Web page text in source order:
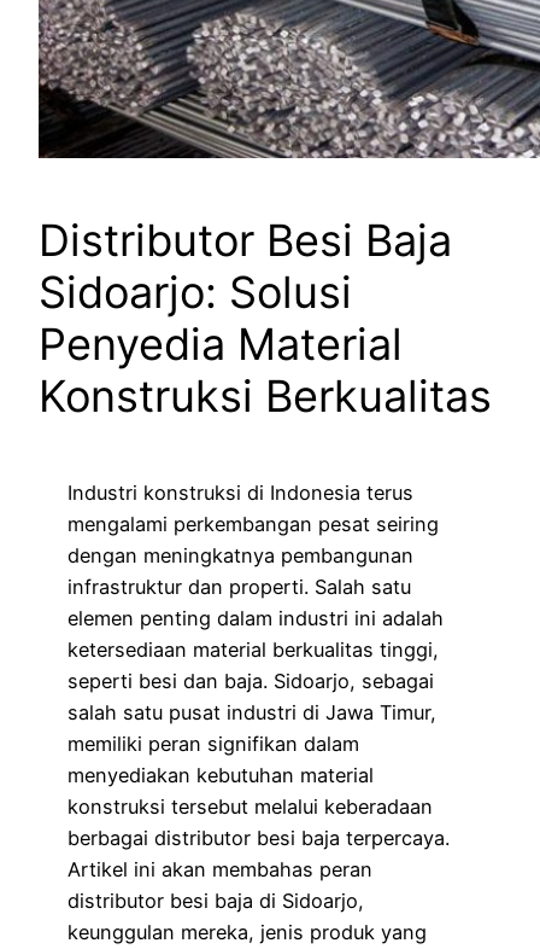
Distributor Besi Baja
Sidoarjo: Solusi
Penyedia Material
Konstruksi Berkualitas
Industri konstruksi di Indonesia terus
mengalami perkembangan pesat seiring
dengan meningkatnya pembangunan
infrastruktur dan properti. Salah satu
elemen penting dalam industri ini adalah
ketersediaan material berkualitas tinggi,
seperti besi dan baja. Sidoarjo, sebagai
salah satu pusat industri di Jawa Timur,
memiliki peran signifikan dalam
menyediakan kebutuhan material
konstruksi tersebut melalui keberadaan
berbagai distributor besi baja terpercaya.
Artikel ini akan membahas peran
distributor besi baja di Sidoarjo,
keunggulan mereka, jenis produk yang